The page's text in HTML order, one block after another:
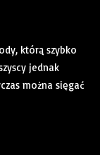
którą szybko
jednak
można sięgać